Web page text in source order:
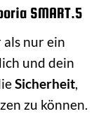
SMART.5
als nur ein
und dein
Sicherheit,
zu können.